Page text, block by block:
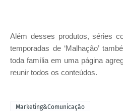
Além desses produtos, séries
temporadas de ‘Malhação’
toda família em uma página
reunir todos os conteúdos.
Marketing&Comunicação